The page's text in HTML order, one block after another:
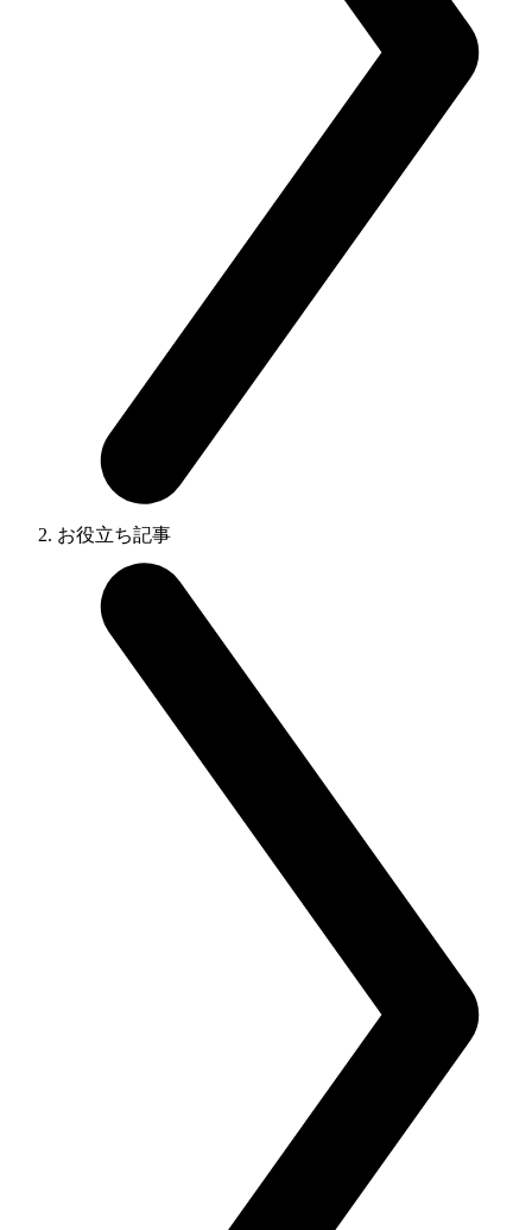
お役立ち記事